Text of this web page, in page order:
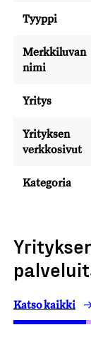
Tyyppi
Merkkiluvan
nimi
Yritys
Yrityksen
verkkosivut
Kategoria
Katso kaikki